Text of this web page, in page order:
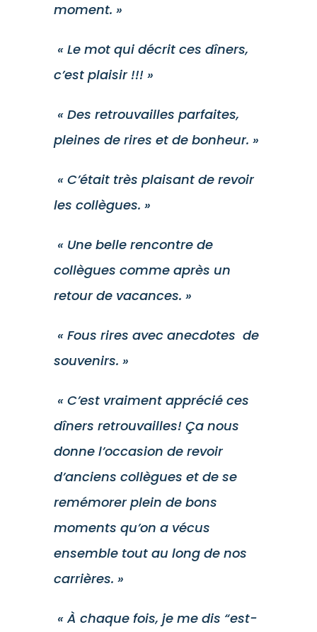
moment. »
« Le mot qui décrit ces dîners,
c’est plaisir !!! »
« Des retrouvailles parfaites,
pleines de rires et de bonheur. »
« C’était très plaisant de revoir
les collègues. »
« Une belle rencontre de
collègues comme après un
retour de vacances. »
« Fous rires avec anecdotes de
souvenirs. »
« C’est vraiment apprécié ces
dîners retrouvailles! Ça nous
donne l’occasion de revoir
d’anciens collègues et de se
remémorer plein de bons
moments qu’on a vécus
ensemble tout au long de nos
carrières. »
« À chaque fois, je me dis “est-